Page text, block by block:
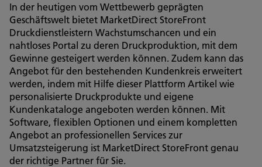
In der heutigen vom Wettbewerb geprägten
Geschäftswelt bietet MarketDirect StoreFront
Druckdienstleistern Wachstumschancen und ein
nahtloses Portal zu deren Druckproduktion, mit dem
Gewinne gesteigert werden können. Zudem kann das
Angebot für den bestehenden Kundenkreis erweitert
werden, indem mit Hilfe dieser Plattform Artikel wie
personalisierte Druckprodukte und eigene
Kundenkataloge angeboten werden können. Mit
Software, flexiblen Optionen und einem kompletten
Angebot an professionellen Services zur
Umsatzsteigerung ist MarketDirect StoreFront genau
der richtige Partner für Sie.